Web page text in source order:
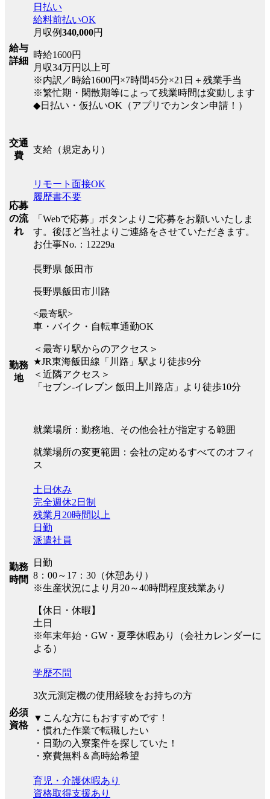
給与
詳細
日払い
給料前払いOK
月収例340,000円
時給1600円
月収34万円以上可
※内訳／時給1600円×7時間45分×21日＋残業手当
※繁忙期・閑散期等によって残業時間は変動します
◆日払い・仮払いOK（アプリでカンタン申請！）
交通
費
支給（規定あり）
応募
の流
れ
リモート面接OK
履歴書不要
「Webで応募」ボタンよりご応募をお願いいたしま
す。後ほど当社よりご連絡をさせていただきます。
お仕事No.：12229a
勤務
地
長野県 飯田市
長野県飯田市川路
<最寄駅>
車・バイク・自転車通勤OK
＜最寄り駅からのアクセス＞
★JR東海飯田線「川路」駅より徒歩9分
＜近隣アクセス＞
「セブン-イレブン 飯田上川路店」より徒歩10分
就業場所：勤務地、その他会社が指定する範囲
就業場所の変更範囲：会社の定めるすべてのオフィ
ス
勤務
時間
土日休み
完全週休2日制
残業月20時間以上
日勤
派遣社員
日勤
8：00～17：30（休憩あり）
※生産状況により月20～40時間程度残業あり
【休日・休暇】
土日
※年末年始・GW・夏季休暇あり（会社カレンダーに
よる）
必須
資格
学歴不問
3次元測定機の使用経験をお持ちの方
▼こんな方にもおすすめです！
・慣れた作業で転職したい
・日勤の入寮案件を探していた！
・寮費無料＆高時給希望
育児・介護休暇あり
資格取得支援あり